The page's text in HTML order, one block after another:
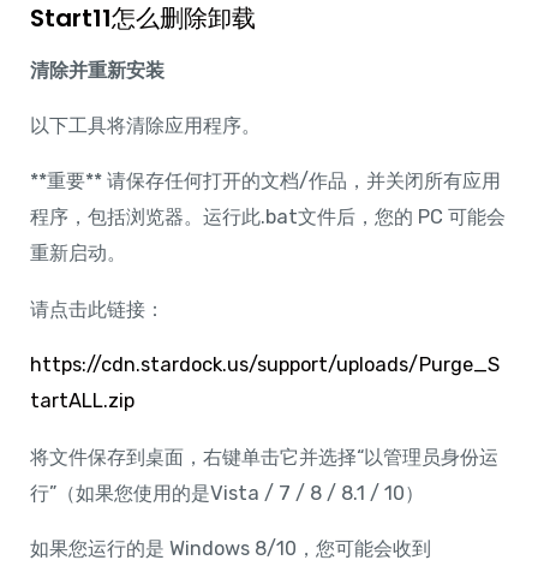
Start11怎么删除卸载
清除并重新安装
以下工具将清除应用程序。
**重要** 请保存任何打开的文档/作品，并关闭所有应用
程序，包括浏览器。运行此.bat文件后，您的 PC 可能会
重新启动。
请点击此链接：
https://cdn.stardock.us/support/uploads/Purge_S
tartALL.zip
将文件保存到桌面，右键单击它并选择“以管理员身份运
行”（如果您使用的是Vista / 7 / 8 / 8.1 / 10）
如果您运行的是 Windows 8/10，您可能会收到
档
导
航